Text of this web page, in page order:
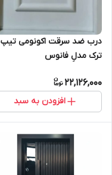
درب ضد سرقت اکونومی تیپ
ترک مدلِ فانوس
22,126,000
افزودن به سبد